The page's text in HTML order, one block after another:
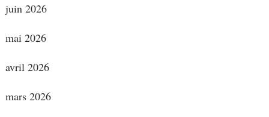
juin 2026
mai 2026
avril 2026
mars 2026